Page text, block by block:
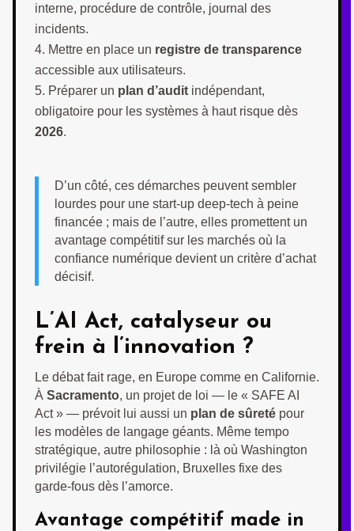
interne, procédure de contrôle, journal des
incidents.
Mettre en place un registre de transparence
accessible aux utilisateurs.
Préparer un plan d’audit indépendant,
obligatoire pour les systèmes à haut risque dès
2026.
D’un côté, ces démarches peuvent sembler
lourdes pour une start-up deep-tech à peine
financée ; mais de l’autre, elles promettent un
avantage compétitif sur les marchés où la
confiance numérique devient un critère d’achat
décisif.
L’AI Act, catalyseur ou
frein à l’innovation ?
Le débat fait rage, en Europe comme en Californie.
À Sacramento, un projet de loi — le « SAFE AI
Act » — prévoit lui aussi un plan de sûreté pour
les modèles de langage géants. Même tempo
stratégique, autre philosophie : là où Washington
privilégie l’autorégulation, Bruxelles fixe des
garde-fous dès l’amorce.
Avantage compétitif made in